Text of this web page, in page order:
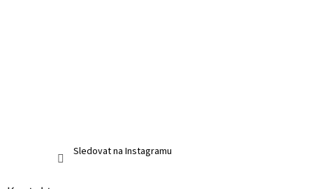
Sledovat na Instagramu